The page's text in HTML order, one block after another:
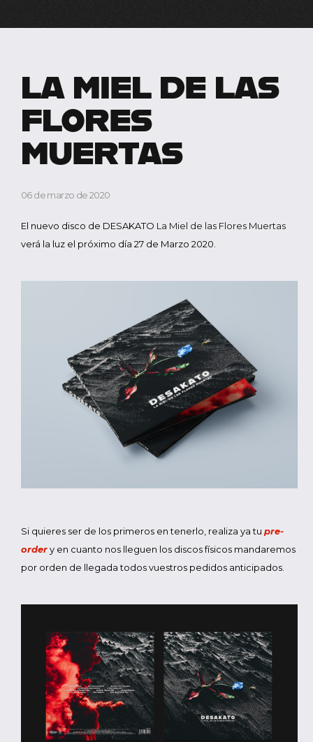
LA MIEL DE LAS
FLORES
MUERTAS
06 de marzo de 2020
El nuevo disco de DESAKATO La Miel de las Flores Muertas
verá la luz el próximo día 27 de Marzo 2020.
Si quieres ser de los primeros en tenerlo, realiza ya tu pre-
ordery en cuanto nos lleguen los discos físicos mandaremos
por orden de llegada todos vuestros pedidos anticipados.